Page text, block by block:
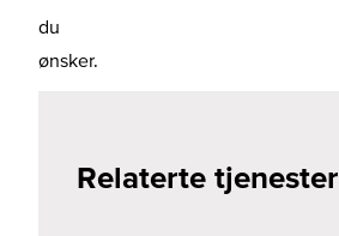
du
ønsker.
Relaterte tjenester